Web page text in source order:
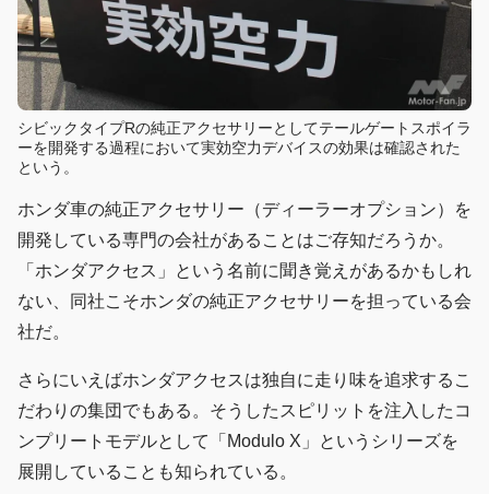
シビックタイプRの純正アクセサリーとしてテールゲートスポイラ
ーを開発する過程において実効空力デバイスの効果は確認された
という。
ホンダ車の純正アクセサリー（ディーラーオプション）を
開発している専門の会社があることはご存知だろうか。
「ホンダアクセス」という名前に聞き覚えがあるかもしれ
ない、同社こそホンダの純正アクセサリーを担っている会
社だ。
さらにいえばホンダアクセスは独自に走り味を追求するこ
だわりの集団でもある。そうしたスピリットを注入したコ
ンプリートモデルとして「Modulo X」というシリーズを
展開していることも知られている。